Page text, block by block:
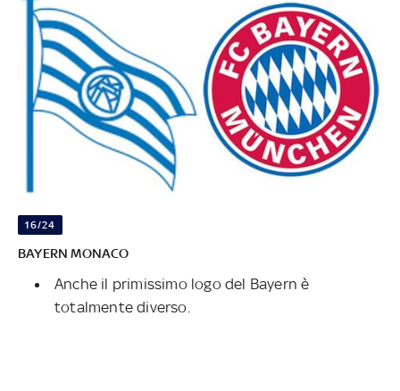
16/24
BAYERN MONACO
Anche il primissimo logo del Bayern è
totalmente diverso.